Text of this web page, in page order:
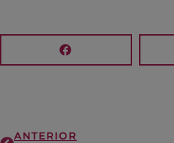
ANTERIOR